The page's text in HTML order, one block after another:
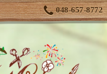
048-657-8772